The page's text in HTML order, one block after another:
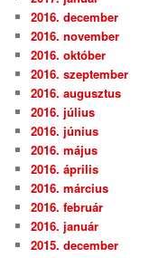
2016. december
2016. november
2016. október
2016. szeptember
2016. augusztus
2016. július
2016. június
2016. május
2016. április
2016. március
2016. február
2016. január
2015. december